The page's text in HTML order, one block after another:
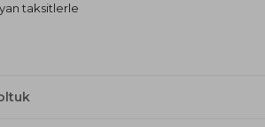
taksitlerle